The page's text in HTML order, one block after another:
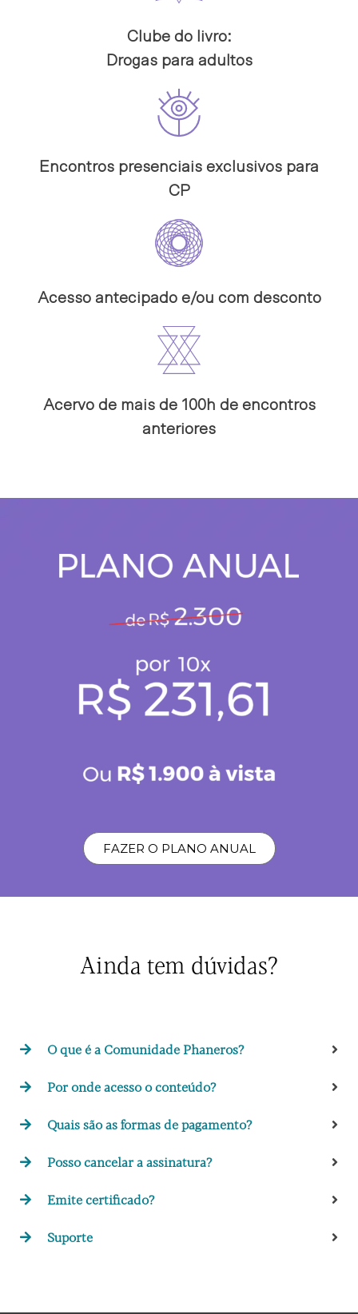
Clube do livro:
Drogas para adultos
Encontros presenciais exclusivos para
CP
Acesso antecipado e/ou com desconto
Acervo de mais de 100h de encontros
anteriores
FAZER O PLANO ANUAL
Ainda tem dúvidas?
O que é a Comunidade Phaneros?
Por onde acesso o conteúdo?
Quais são as formas de pagamento?
Posso cancelar a assinatura?
Emite certificado?
Suporte